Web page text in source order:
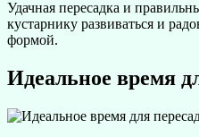
Удачная пересадка и
кустарнику развиваться и
формой.
Идеальное время